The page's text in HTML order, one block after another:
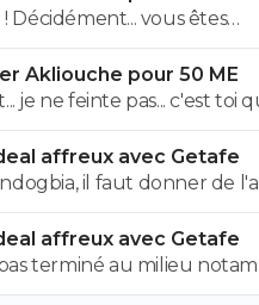
Akliouche pour 50 ME
les manipule. ^^
affreux avec Getafe
il faut donner de
affreux avec Getafe
terminé au milieu